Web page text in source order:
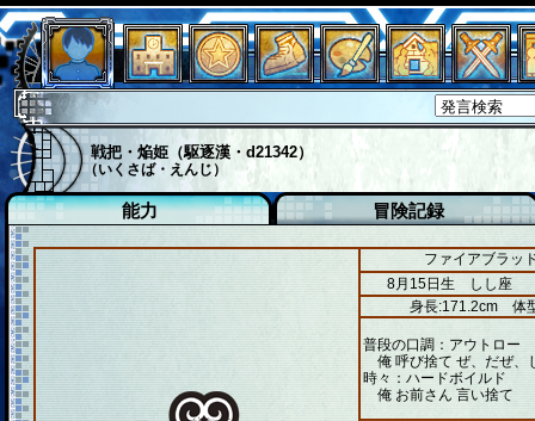
戦把・焔姫（駆逐漢・d21342）
（いくさば・えんじ）
能力 冒険記録
ファイアブラッ
8月15日生 しし座
身長:171.2cm 体
普段の口調：アウトロー
俺 呼び捨て ぜ、だぜ、
時々：ハードボイルド
俺 お前さん 言い捨て